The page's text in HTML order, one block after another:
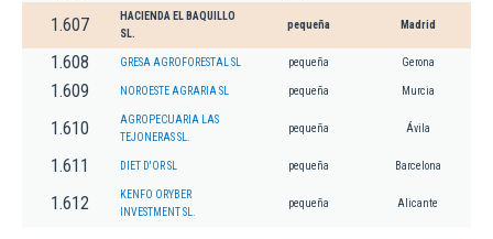
1.607
HACIENDA EL BAQUILLO
SL.
pequeña Madrid
1.608 GRESA AGROFORESTAL SL pequeña Gerona
1.609 NOROESTE AGRARIA SL pequeña Murcia
1.610
AGROPECUARIA LAS
TEJONERAS SL.
pequeña Ávila
1.611 DIET D'OR SL pequeña Barcelona
1.612
KENFO ORYBER
INVESTMENT SL.
pequeña Alicante